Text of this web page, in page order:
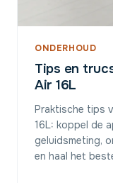
ONDERHOUD
Tips en
Air 16L
Praktische tips
16L: koppel de
geluidsmeting,
en haal het